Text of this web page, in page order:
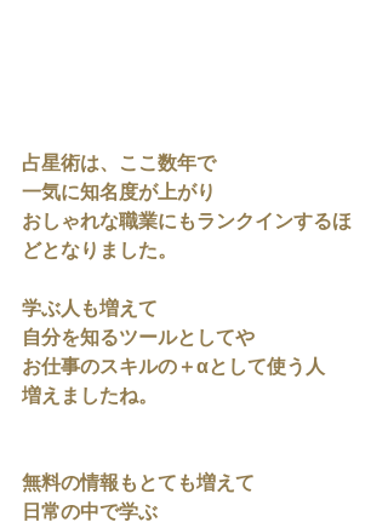
占星術は、ここ数年で
一気に知名度が上がり
おしゃれな職業にもランクインするほ
どとなりました。
学ぶ人も増えて
自分を知るツールとしてや
お仕事のスキルの＋αとして使う人
増えましたね。
無料の情報もとても増えて
日常の中で学ぶ